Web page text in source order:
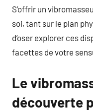
S’offrir un
soi, tant sur le plan
d’oser explorer ces
facettes de votre
Le
découverte